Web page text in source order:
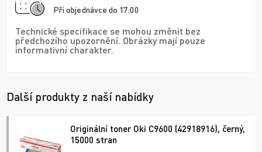
Při objednávce do 17:00
Technické specifikace se mohou změnit bez
předchozího upozornění. Obrázky mají pouze
informativní charakter.
Další produkty z naší nabídky
Originální toner Oki C9600 (42918916), černý,
15000 stran